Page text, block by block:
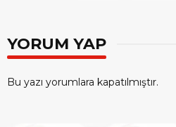
YORUM YAP
Bu yazı yorumlara kapatılmıştır.